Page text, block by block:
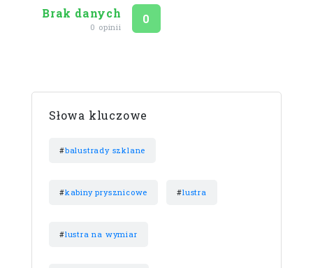
Brak danych
0 opinii
Ocena
0
Słowa kluczowe
#balustrady szklane
#kabiny prysznicowe #lustra
#lustra na wymiar